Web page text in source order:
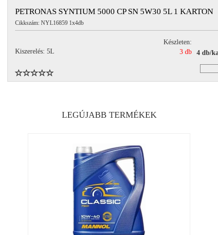
PETRONAS SYNTIUM 5000 CP SN 5W30 5L 1 KARTON
Cikkszám: NYL16859 1x4db
Kiszerelés: 5L
Készleten:
3 db
4 db/
LEGÚJABB TERMÉKEK